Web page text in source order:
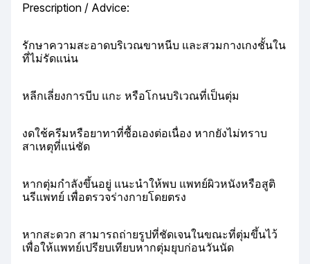
Prescription / Advice:
รักษาความสะอาดบริเวณขาหนีบ และสวมกางเกงชั้นใน
ที่ไม่รัดแน่น
หลีกเลี่ยงการบีบ แกะ หรือโกนบริเวณที่เป็นตุ่ม
งดใช้ครีมหรือยาทาที่ซื้อเองต่อเนื่อง หากยังไม่ทราบ
สาเหตุที่แน่ชัด
หากตุ่มกำลังขึ้นอยู่ แนะนำให้พบ แพทย์ผิวหนังหรือสูติ
นรีแพทย์ เพื่อตรวจร่างกายโดยตรง
หากสะดวก สามารถถ่ายรูปที่ชัดเจนในขณะที่ตุ่มขึ้นไว้
เพื่อให้แพทย์เปรียบเทียบหากตุ่มยุบก่อนวันนัด